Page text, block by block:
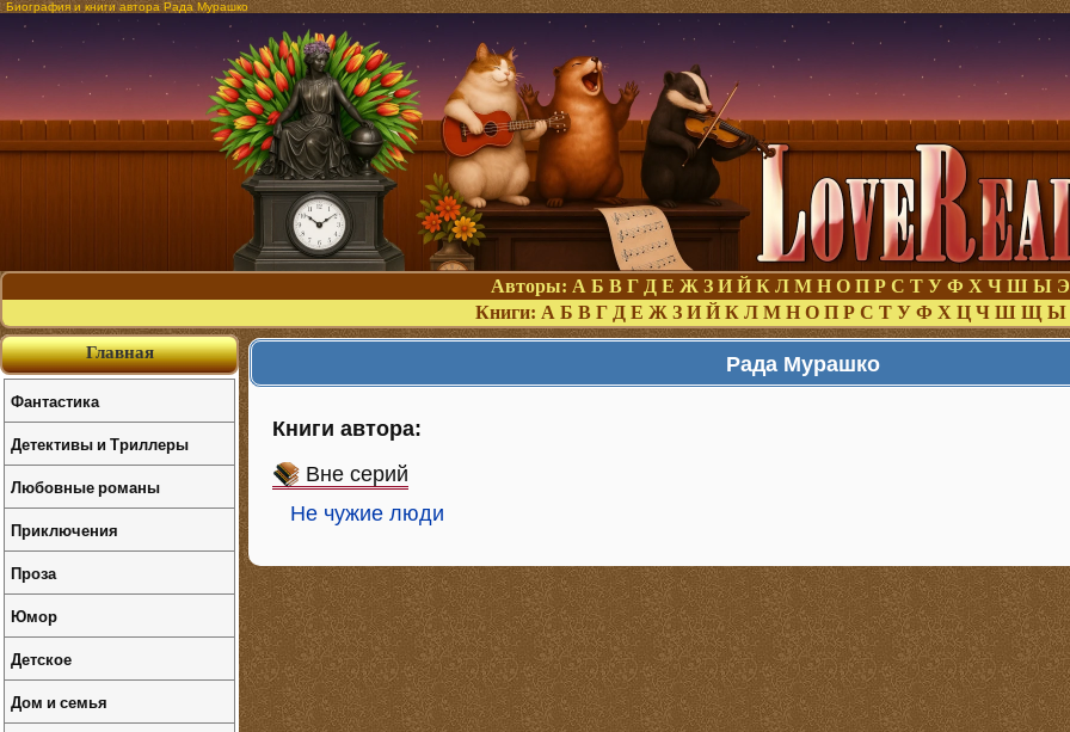
Биография и книги автора Рада Мурашко
Авторы: А Б В Г Д Е Ж З И Й К Л М Н О П Р С Т У Ф Х Ч Ш Ы Э
Книги: А Б В Г Д Е Ж З И Й К Л М Н О П Р С Т У Ф Х Ц Ч Ш Щ Ы
Рада Мурашко
Книги автора:
Вне серий
Не чужие люди
Главная
Фантастика
Детективы и Триллеры
Любовные романы
Приключения
Проза
Юмор
Детское
Дом и семья